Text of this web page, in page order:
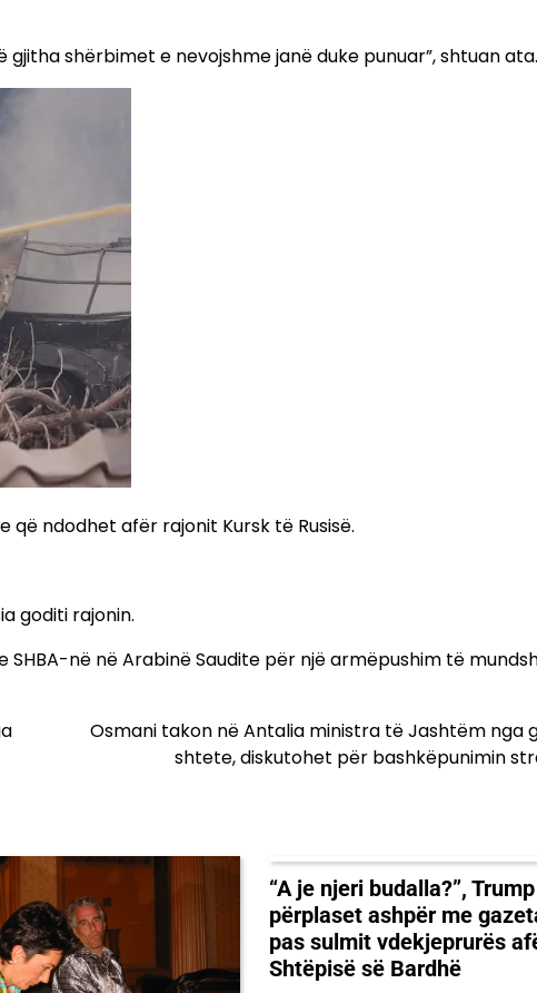
shërbimet e nevojshme janë duke punuar”, shtuan ata.
që ndodhet afër rajonit Kursk të Rusisë.
goditi rajonin.
SHBA-në në Arabinë Saudite për një armëpushim të
Osmani takon në Antalia ministra të Jashtëm nga
shtete, diskutohet për bashkëpunimin
“A je njeri budalla?”, Trump
përplaset ashpër me
pas sulmit vdekjeprurës
Shtëpisë së Bardhë